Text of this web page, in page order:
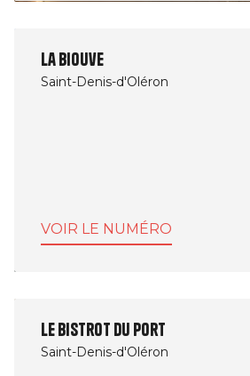
La Biouve
Saint-Denis-d'Oléron
VOIR LE NUMÉRO
Le Bistrot du Port
Saint-Denis-d'Oléron